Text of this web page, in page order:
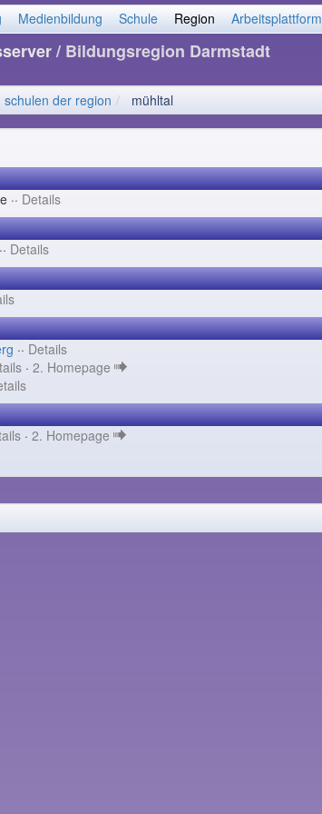
Medienbildung Schule Region Arbeitsplattform
/ Bildungsregion Darmstadt
schulen der region mühltal
·· Details
·· Details
·· Details
· 2. Homepage
· 2. Homepage